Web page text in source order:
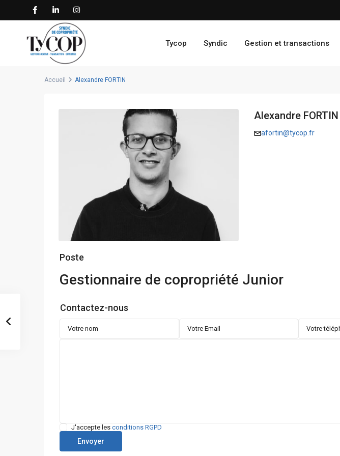
Tycop Syndic Gestion et transactions
Accueil Alexandre FORTIN
Alexandre FORTIN
afortin@tycop.fr
Poste
Gestionnaire de copropriété Junior
Contactez-nous
J'accepte les conditions RGPD